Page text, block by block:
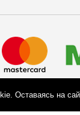
Оставаясь на
Согласие на